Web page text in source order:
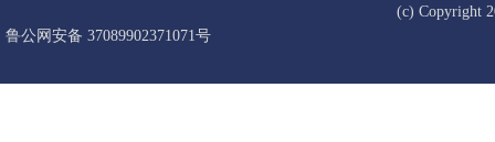
(c) Copyright
鲁公网安备 37089902371071号